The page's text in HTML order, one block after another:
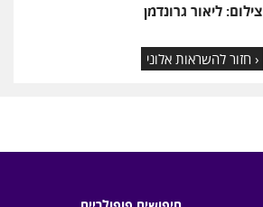
צילום: ליאור גרונדמן
‹ חזור להשראות אלוני